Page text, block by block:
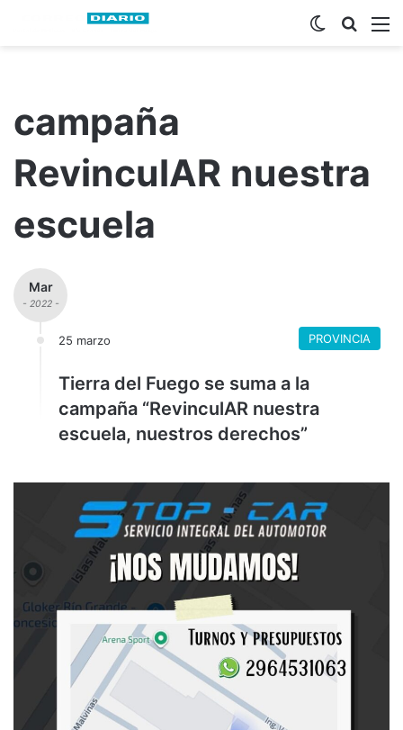
Buscar
Switch skin
campaña
RevinculAR nuestra
escuela
Mar
- 2022 -
25 marzo PROVINCIA
Tierra del Fuego se suma a la
campaña “RevinculAR nuestra
escuela, nuestros derechos”